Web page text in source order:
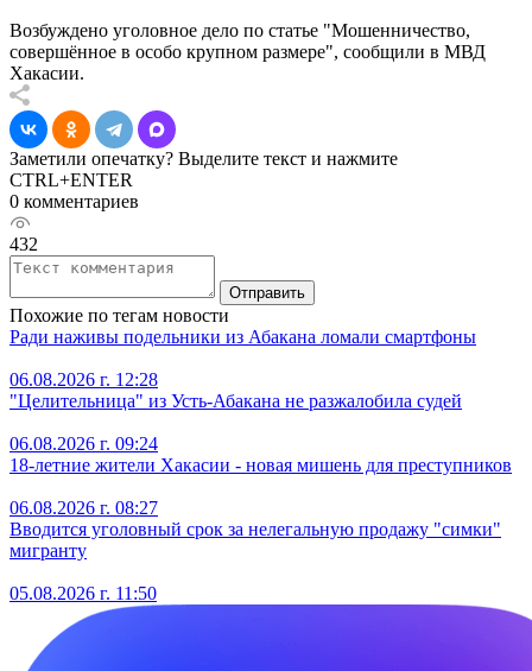
Возбуждено уголовное дело по статье "Мошенничество,
совершённое в особо крупном размере", сообщили в МВД
Хакасии.
Заметили опечатку? Выделите текст и нажмите
CTRL+ENTER
0 комментариев
432
Отправить
Похожие по тегам новости
Ради наживы подельники из Абакана ломали смартфоны
06.08.2026 г. 12:28
"Целительница" из Усть-Абакана не разжалобила судей
06.08.2026 г. 09:24
18-летние жители Хакасии - новая мишень для преступников
06.08.2026 г. 08:27
Вводится уголовный срок за нелегальную продажу "симки"
мигранту
05.08.2026 г. 11:50